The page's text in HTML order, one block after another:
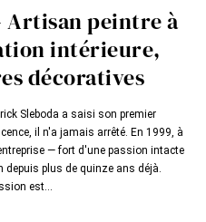
peintre à
intérieure,
décoratives
Sleboda a saisi son premier
il n'a jamais arrêté. En 1999, à
— fort d'une passion intacte
depuis plus de quinze ans déjà.
est...